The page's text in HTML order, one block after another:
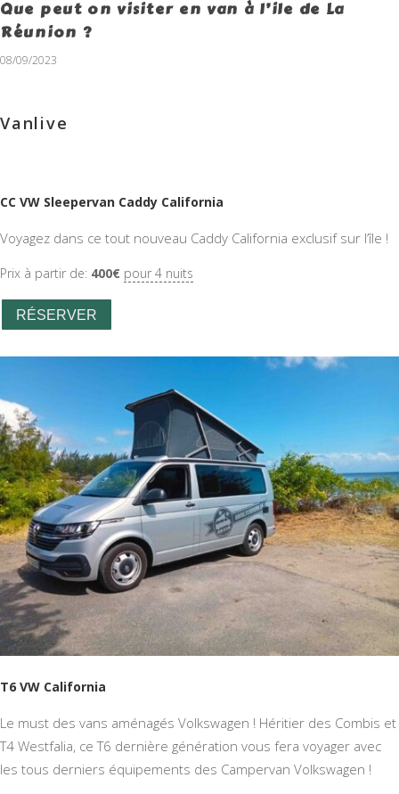
Que peut on visiter en van à l’ile de La
Réunion ?
08/09/2023
Vanlive
CC VW Sleepervan Caddy California
Voyagez dans ce tout nouveau Caddy California exclusif sur l’île !
Prix à partir de: 400€ pour 4 nuits
RÉSERVER
T6 VW California
Le must des vans aménagés Volkswagen ! Héritier des Combis et
T4 Westfalia, ce T6 dernière génération vous fera voyager avec
les tous derniers équipements des Campervan Volkswagen !